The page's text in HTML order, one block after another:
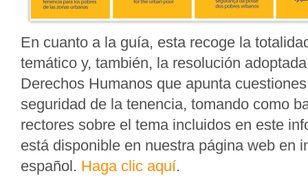
En cuanto a la guía, esta recoge la
temático y, también, la resolución
Derechos Humanos que apunta
seguridad de la tenencia, tomando como
rectores sobre el tema incluidos en este
está disponible en nuestra página web en
español. Haga clic aquí.